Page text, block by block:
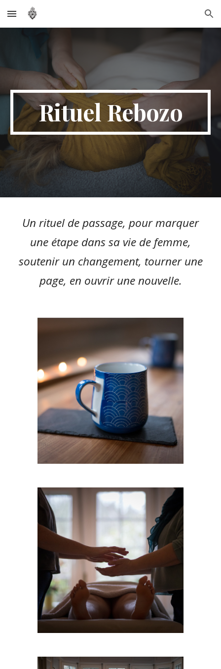
Skip to main content Skip to navigation
Rituel Rebozo
Un rituel de passage, pour marquer
une étape dans sa vie de femme,
soutenir un changement, tourner une
page, en ouvrir une nouvelle.